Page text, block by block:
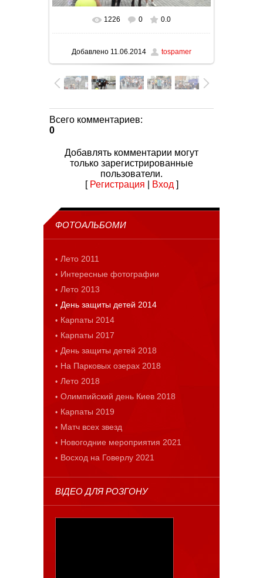
В реальном размере 1024x576
1226 0 0.0
Добавлено 11.06.2014 tospamer
Всего комментариев:
0
Добавлять комментарии могут
только зарегистрированные
пользователи.
[ Регистрация Вход ]
ФОТОАЛЬБОМИ
Лето 2011
Интересные фотографии
Лето 2013
День защиты детей 2014
Карпаты 2014
Карпаты 2017
День защиты детей 2018
На Парковых озерах 2018
Лето 2018
Олимпийский день Киев 2018
Карпаты 2019
Матч всех звезд
Новогодние мероприятия 2021
Восход на Говерлу 2021
ВІДЕО ДЛЯ РОЗГОНУ